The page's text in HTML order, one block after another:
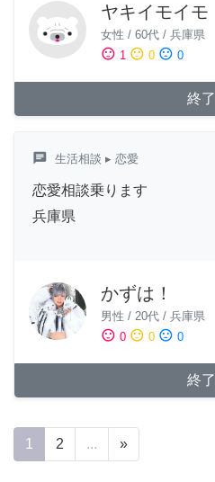
ヤキイモイモ
女性 / 60代 / 兵庫県
sentiment_satisfied 1 sentiment_neutral 0 sentiment_dissatisfied 0
終了
chat 生活相談 ▸ 恋愛
恋愛相談乗ります
兵庫県
かずは！
男性 / 20代 / 兵庫県
sentiment_satisfied 0 sentiment_neutral 0 sentiment_dissatisfied 0
終了
1 2 ... »